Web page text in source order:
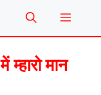
Menu
मान